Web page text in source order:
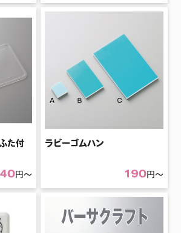
た付
円〜
ラビーゴムハン
190円〜